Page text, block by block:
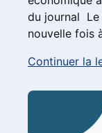
du journal Le
nouvelle fois
Continuer la